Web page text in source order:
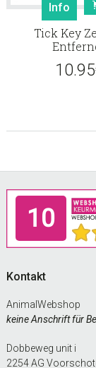
Info
Tick Key
10.95
Footer
Kontakt
AnimalWebshop
keine Anschrift für
Dobbeweg unit i
2254 AG